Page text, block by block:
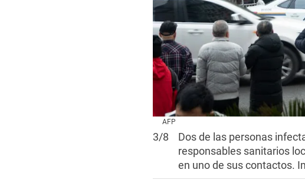
AFP
3/8
Dos de las personas
responsables sanitarios
en uno de sus contactos.